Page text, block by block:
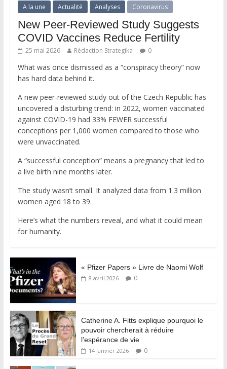
A la une Actualité Analyses Coronavirus
New Peer-Reviewed Study Suggests
COVID Vaccines Reduce Fertility
25 mai 2026 Rédaction Strategika 0
What was once dismissed as a “conspiracy theory” now
has hard data behind it.
A new peer-reviewed study out of the Czech Republic has
uncovered a disturbing trend: in 2022, women vaccinated
against COVID-19 had 33% FEWER successful
conceptions per 1,000 women compared to those who
were unvaccinated.
A “successful conception” means a pregnancy that led to
a live birth nine months later.
The study wasn’t small. It analyzed data from 1.3 million
women aged 18 to 39.
Here’s what the numbers reveal, and what it could mean
for humanity.
« Pfizer Papers » Livre de Naomi Wolf
8 avril 2026 0
Catherine A. Fitts explique pourquoi le
pouvoir chercherait à réduire
l’espérance de vie
14 janvier 2026 0